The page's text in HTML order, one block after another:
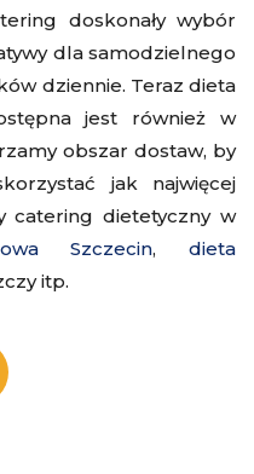
doskonały wybór
dla samodzielnego
dziennie. Teraz dieta
jest również w
obszar dostaw, by
jak najwięcej
catering dietetyczny w
Szczecin, dieta
itp.